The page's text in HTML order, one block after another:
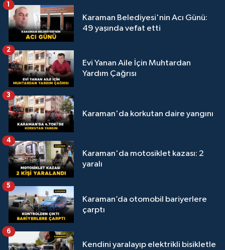
Karaman Belediyesi'nin Acı Günü:
49 yaşında vefat etti
1
Evi Yanan Aile İçin Muhtardan
Yardım Çağrısı
2
Karaman'da korkutan daire yangını
3
Karaman'da motosiklet kazası: 2
yaralı
4
Karaman’da otomobil bariyerlere
çarptı
5
Kendini yaralayıp elektrikli bisikletle
6